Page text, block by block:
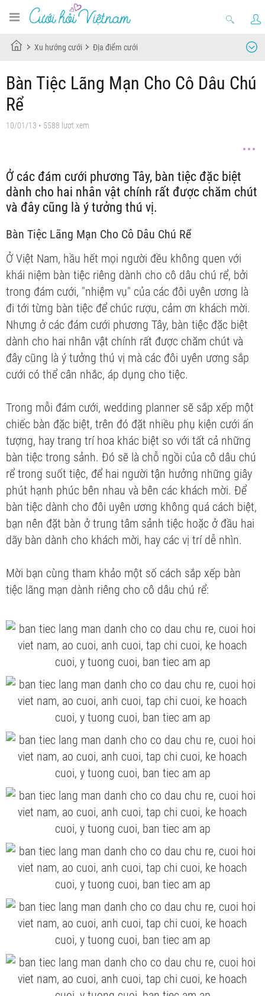
Xu hướng cưới Địa điểm cưới
Bàn Tiệc Lãng Mạn Cho Cô Dâu Chú
Rể
10/01/13 • 5588 lượt xem
Ở các đám cưới phương Tây, bàn tiệc đặc biệt
dành cho hai nhân vật chính rất được chăm chút
và đây cũng là ý tưởng thú vị.
Bàn Tiệc Lãng Mạn Cho Cô Dâu Chú Rể
Ở Việt Nam, hầu hết mọi người đều không quen với
khái niệm bàn tiệc riêng dành cho cô dâu chú rể, bởi
trong đám cưới, "nhiệm vụ" của các đôi uyên ương là
đi tới từng bàn tiệc để chúc rượu, cảm ơn khách mời.
Nhưng ở các đám cưới phương Tây, bàn tiệc đặc biệt
dành cho hai nhân vật chính rất được chăm chút và
đây cũng là ý tưởng thú vị mà các đôi uyên ương sắp
cưới có thể cân nhắc, áp dụng cho tiệc.
Trong mỗi đám cưới, wedding planner sẽ sắp xếp một
chiếc bàn đặc biệt, trên đó đặt nhiều phụ kiện cưới ấn
tượng, hay trang trí hoa khác biệt so với tất cả những
bàn tiệc trong sảnh. Đó sẽ là chỗ ngồi của cô dâu chú
rể trong suốt tiệc, để hai người tận hưởng những giây
phút hạnh phúc bên nhau và bên các khách mời. Để
bàn tiệc dành cho đôi uyên ương không quá cách biệt,
bạn nên đặt bàn ở trung tâm sảnh tiệc hoặc ở đầu hai
dãy bàn dành cho khách mời, hay các vị trí dễ nhìn.
Mời bạn cùng tham khảo một số cách sắp xếp bàn
tiệc lãng mạn dành riêng cho cô dâu chú rể: